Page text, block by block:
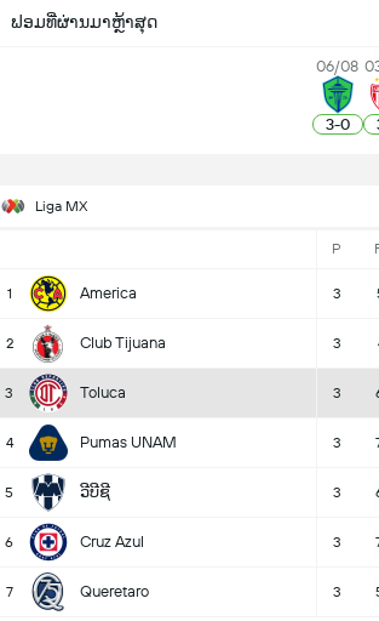
ຟອມທີ່ຜ່ານມາຫຼ້າສຸດ
06/08
3-0
Liga MX
P
1 America 3
2 Club Tijuana 3
3 Toluca 3
4 Pumas UNAM 3
5 ວີບີຊີ 3
6 Cruz Azul 3
7 Queretaro 3